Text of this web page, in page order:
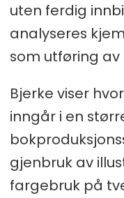
uten ferdig
analyseres
som utføring
Bjerke viser
inngår i en
gjenbruk av
fargebruk på